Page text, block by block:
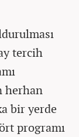
tercih
herhan
bir yerde
programı